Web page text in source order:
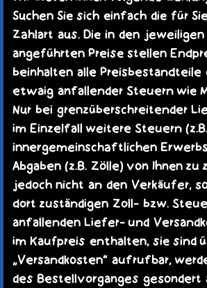
TERMINE
KAUFLADEN
KONTAKT
MEIN KONTO
WARENKORB
Suchen Sie sich einfach die für
Zahlart aus. Die in den
angeführten Preise stellen
beinhalten alle Preisbestandteile
etwaig anfallender Steuern wie
Nur bei grenzüberschreitender
im Einzelfall weitere Steuern
innergemeinschaftlichen
Abgaben (z.B. Zölle) von Ihnen zu
jedoch nicht an den Verkäufer,
dort zuständigen Zoll- bzw.
anfallenden Liefer- und
im Kaufpreis enthalten, sie sind
„Versandkosten“ aufrufbar,
des Bestellvorganges gesondert